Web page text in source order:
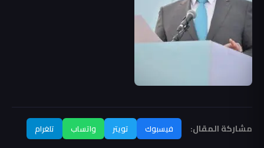
مشاركة المقال: فيسبوك تويتر واتساب تلغرام